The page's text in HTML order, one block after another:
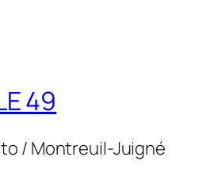
49
/ Montreuil-Juigné